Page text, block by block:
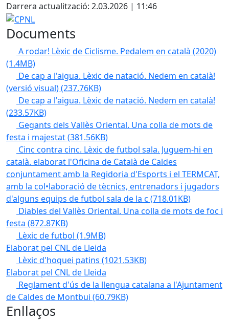
Darrera actualització: 2.03.2026 | 11:46
CPNL
Documents
A rodar! Lèxic de Ciclisme. Pedalem en català (2020)
(1.4MB)
De cap a l'aigua. Lèxic de natació. Nedem en català!
(versió visual)(237.76KB)
De cap a l'aigua. Lèxic de natació. Nedem en català!
(233.57KB)
Gegants dels Vallès Oriental. Una colla de mots de
festa i majestat(381.56KB)
Cinc contra cinc. Lèxic de futbol sala. Juguem-hi en
català. elaborat l'Oficina de Català de Caldes
conjuntament amb la Regidoria d'Esports i el TERMCAT,
amb la col•laboració de tècnics, entrenadors i jugadors
d'alguns equips de futbol sala de la c (718.01KB)
Diables del Vallès Oriental. Una colla de mots de foc i
festa (872.87KB)
Lèxic de futbol (1.9MB)
Elaborat pel CNL de Lleida
Lèxic d'hoquei patins (1021.53KB)
Elaborat pel CNL de Lleida
Reglament d'ús de la llengua catalana a l'Ajuntament
de Caldes de Montbui (60.79KB)
Enllaços